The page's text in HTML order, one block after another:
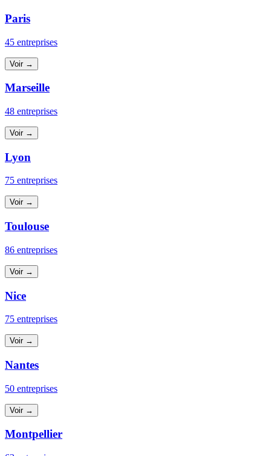
Paris
45 entreprises
Voir →
Marseille
48 entreprises
Voir →
Lyon
75 entreprises
Voir →
Toulouse
86 entreprises
Voir →
Nice
75 entreprises
Voir →
Nantes
50 entreprises
Voir →
Montpellier